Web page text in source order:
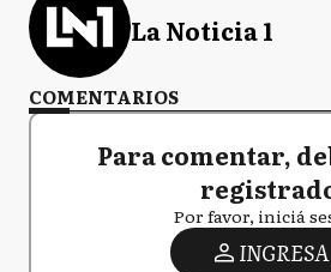
La Noticia 1
COMENTARIOS
Para comentar,
Por favor, iniciá
INGRESA